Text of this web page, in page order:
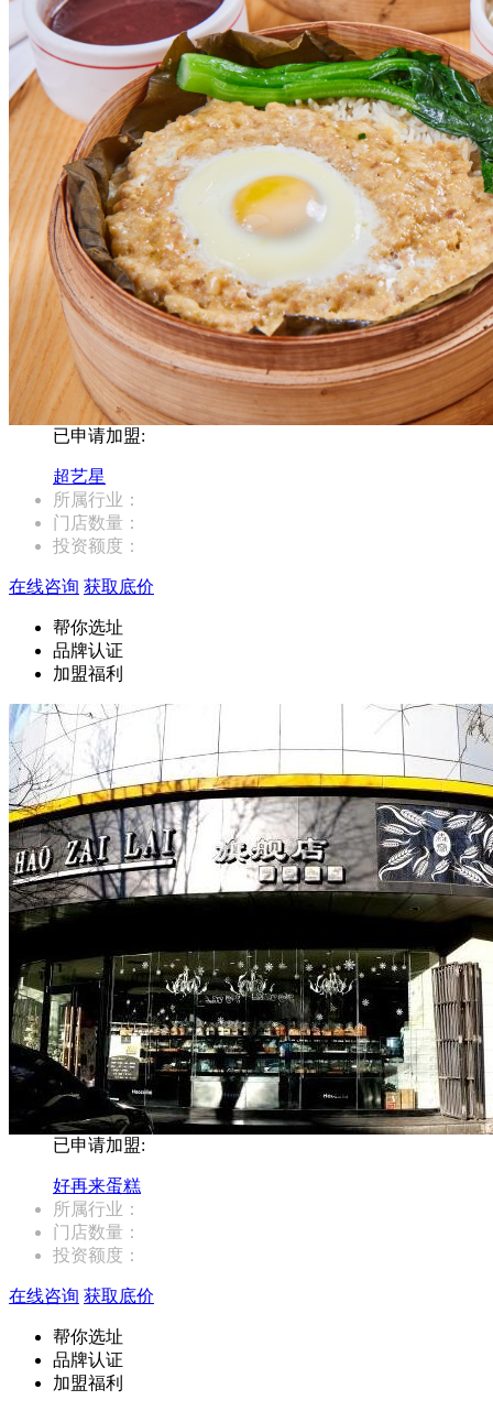
已申请加盟:
超艺星
所属行业：
门店数量：
投资额度：
在线咨询 获取底价
帮你选址
品牌认证
加盟福利
已申请加盟:
好再来蛋糕
所属行业：
门店数量：
投资额度：
在线咨询 获取底价
帮你选址
品牌认证
加盟福利